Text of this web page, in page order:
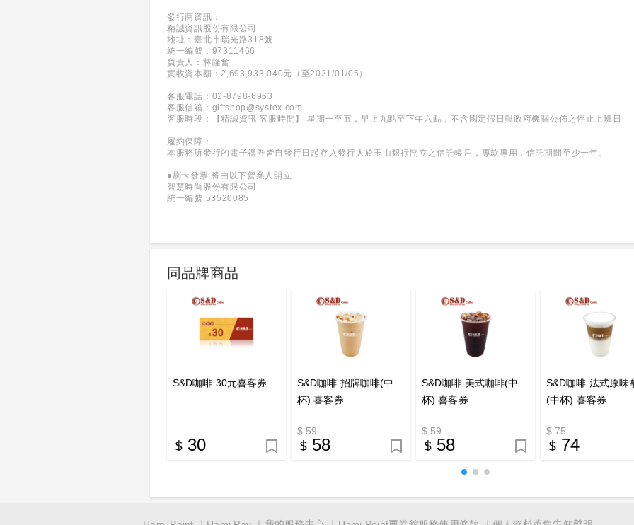
發行商資訊：
精誠資訊股份有限公司
地址：臺北市瑞光路318號
統一編號：97311466
負責人：林隆奮
實收資本額：2,693,933,040元（至2021/01/05）
客服電話：02-8798-6963
客服信箱：giftshop@systex.com
客服時段：【精誠資訊 客服時間】 星期一至五，早上九點至下午六點，不含國定假日與政府機關公佈之停止上班日
履約保障：
本服務所發行的電子禮券皆自發行日起存入發行人於玉山銀行開立之信託帳戶，專款專用，信託期間至少一年。
●刷卡發票 將由以下營業人開立
智慧時尚股份有限公司
統一編號 53520085
同品牌商品
S&D咖啡 30元喜客券
30
S&D咖啡 招牌咖啡(中
杯) 喜客券
$ 59
58
S&D咖啡 美式咖啡(中
杯) 喜客券
$ 59
58
S&D咖啡 法式原味
(中杯) 喜客券
$ 75
74